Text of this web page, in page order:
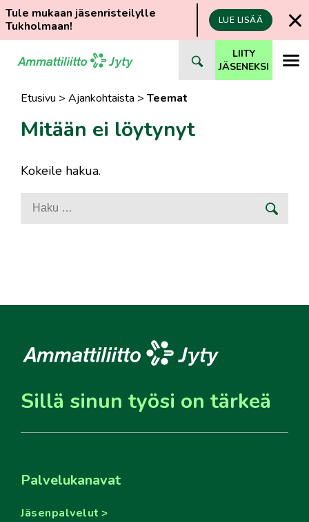
Tule mukaan jäsenristeilylle
Tukholmaan!
LUE LISÄÄ
suoraan
LIITY
JÄSENEKSI
Etusivu > Ajankohtaista > Teemat
Mitään ei löytynyt
Kokeile hakua.
Haku:
Sillä sinun työsi on tärkeä
Palvelukanavat
Jäsenpalvelut